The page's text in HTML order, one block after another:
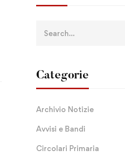
Categorie
Archivio Notizie
Avvisi e Bandi
Circolari Primaria